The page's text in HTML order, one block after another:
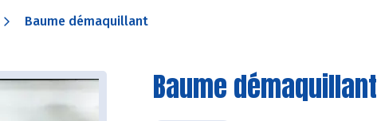
Baume démaquillant
Baume démaquillant